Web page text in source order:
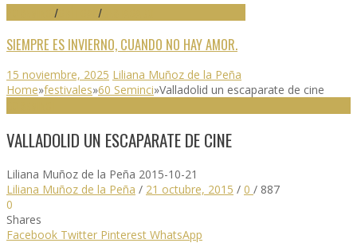
/ /
SIEMPRE ES INVIERNO, CUANDO NO HAY AMOR.
15 noviembre, 2025 Liliana Muñoz de la Peña
Home»festivales»60 Seminci»Valladolid un escaparate de cine
VALLADOLID UN ESCAPARATE DE CINE
Liliana Muñoz de la Peña 2015-10-21
Liliana Muñoz de la Peña / 21 octubre, 2015 / 0 / 887
0
Shares
Facebook Twitter Pinterest WhatsApp